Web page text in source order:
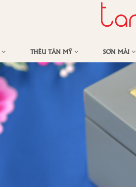
THÊU TÂN MỸ SƠN MÀI